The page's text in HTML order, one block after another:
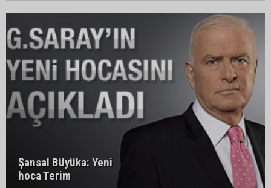
Şansal Büyüka: Yeni
hoca Terim